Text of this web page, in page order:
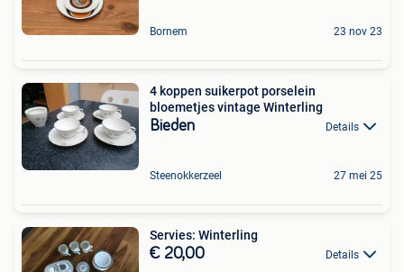
Bornem 23 nov 23
4 koppen suikerpot porselein
bloemetjes vintage Winterling
Bieden Details
Steenokkerzeel 27 mei 25
Servies: Winterling
€ 20,00 Details